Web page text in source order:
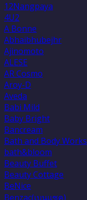
12Nangpaya
4U2
A Bonne
Abhaibhubejhr
Ajinomoto
ALESE
AR Cosmo
Aroy-D
Aveda
Babi Mild
Baby Bright
Bancream
Bath and Body Works
bath&bloom
Beauty Buffet
Beauty Cottage
BeNice
Benzac(เบนเเซค)